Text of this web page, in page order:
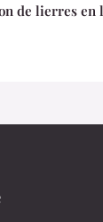
de lierres en